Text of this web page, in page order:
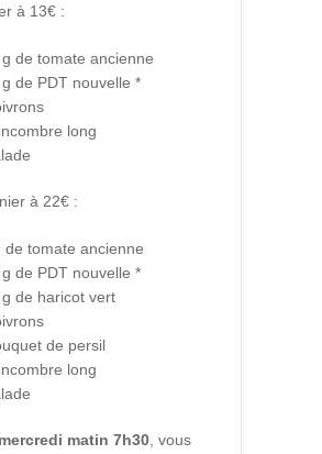
à 13€ :
de tomate ancienne
de PDT nouvelle *
long
à 22€ :
de tomate ancienne
de PDT nouvelle *
de haricot vert
de persil
long
matin 7h30 , vous